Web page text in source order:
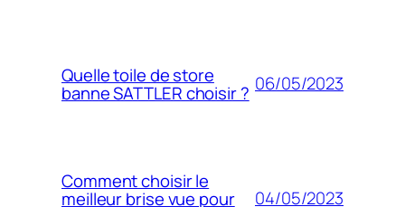
Quelle toile de store
banne SATTLER choisir ? 06/05/2023
Comment choisir le
meilleur brise vue pour 04/05/2023